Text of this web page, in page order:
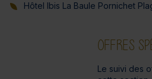
Hôtel Ibis La Baule Pornichet
OFFRES
Le suivi des